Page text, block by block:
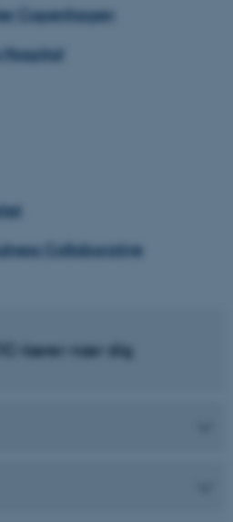
Copenhagen
Collaborative
lærer nær dig